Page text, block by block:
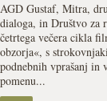
AGD Gustaf, Mitra,
dialoga, in Društvo za
četrtega večera cikla
obzorja«, s
podnebnih vprašanj in
pomenu...